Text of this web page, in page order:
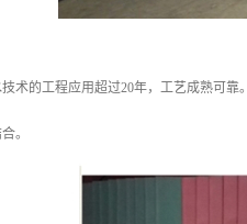
术的工程应用超过20年，工艺成熟可
。